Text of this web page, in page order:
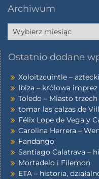
Archiwum
Ostatnio dodane
Xoloitzcuintle –
Ibiza – królowa imprez
Toledo – Miasto
tomar las calzas de
Félix Lope de Vega y
Carolina Herrera –
Fandango
Santiago Calatrava –
Mortadelo i Filemon
ETA – historia,